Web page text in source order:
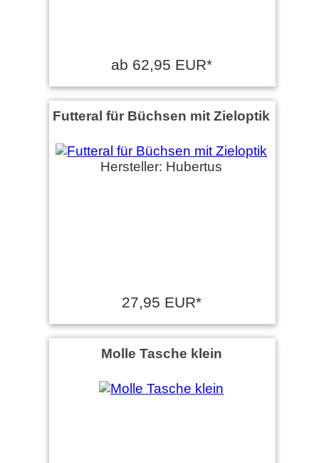
ab 62,95 EUR*
Futteral für Büchsen mit Zieloptik
Hersteller: Hubertus
27,95 EUR*
Molle Tasche klein